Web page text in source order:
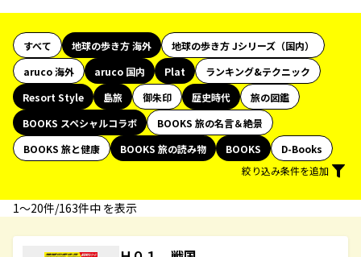
すべて 地球の歩き方 海外
地球の歩き方 Jシリーズ（国内）
aruco 海外
aruco 国内 Plat
ランキング&テクニック
Resort Style
島旅 御朱印 歴史時代
旅の図鑑
BOOKS スペシャルコラボ
BOOKS 旅の名言＆絶景
BOOKS 旅と健康
BOOKS 旅の読み物 BOOKS
D-Books
絞り込み条件を追加
1〜20件/163件中 を表示